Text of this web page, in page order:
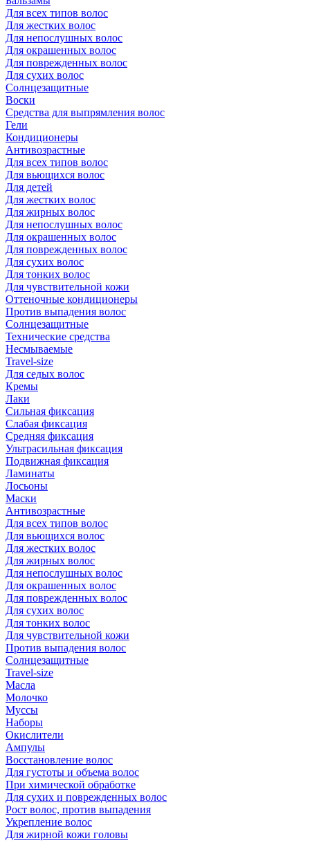
Для всех типов волос
Для жестких волос
Для непослушных волос
Для окрашенных волос
Для поврежденных волос
Для сухих волос
Солнцезащитные
Воски
Средства для выпрямления волос
Гели
Кондиционеры
Антивозрастные
Для всех типов волос
Для вьющихся волос
Для детей
Для жестких волос
Для жирных волос
Для непослушных волос
Для окрашенных волос
Для поврежденных волос
Для сухих волос
Для тонких волос
Для чувствительной кожи
Оттеночные кондиционеры
Против выпадения волос
Солнцезащитные
Технические средства
Несмываемые
Travel-size
Для седых волос
Кремы
Лаки
Сильная фиксация
Слабая фиксация
Средняя фиксация
Ультрасильная фиксация
Подвижная фиксация
Ламинаты
Лосьоны
Маски
Антивозрастные
Для всех типов волос
Для вьющихся волос
Для жестких волос
Для жирных волос
Для непослушных волос
Для окрашенных волос
Для поврежденных волос
Для сухих волос
Для тонких волос
Для чувствительной кожи
Против выпадения волос
Солнцезащитные
Travel-size
Масла
Молочко
Муссы
Наборы
Окислители
Ампулы
Восстановление волос
Для густоты и объема волос
При химической обработке
Для сухих и поврежденных волос
Рост волос, против выпадения
Укрепление волос
Для жирной кожи головы